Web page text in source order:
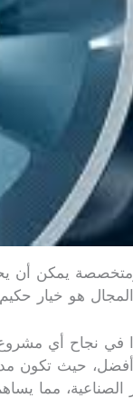
يمكن أن
هو خيار
في نجاح أي
حيث تكون
الصناعية، مما